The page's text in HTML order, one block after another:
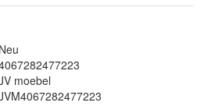
Neu
moebel